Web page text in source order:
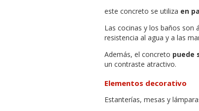
este concreto se utiliza en
Las cocinas y los baños son
resistencia al agua y a las
Además, el concreto puede
un contraste atractivo.
Elementos decorativo
Estanterías, mesas y